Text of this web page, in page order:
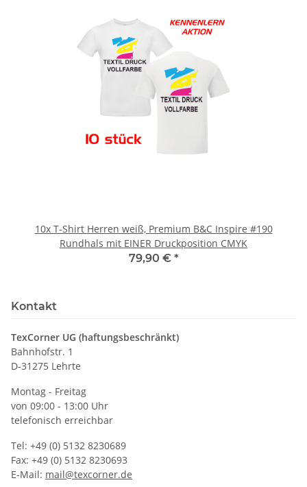
10x T-Shirt Herren weiß, Premium B&C Inspire #190
Rundhals mit EINER Druckposition CMYK
79,90 € *
Kontakt
TexCorner UG (haftungsbeschränkt)
Bahnhofstr. 1
D-31275 Lehrte
Montag - Freitag
von 09:00 - 13:00 Uhr
telefonisch erreichbar
Tel: +49 (0) 5132 8230689
Fax: +49 (0) 5132 8230693
E-Mail: mail@texcorner.de